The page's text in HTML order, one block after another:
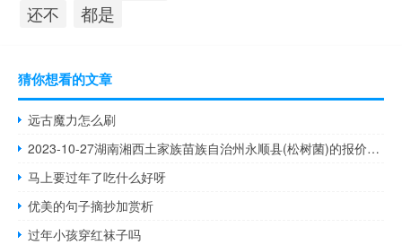
还不 都是
猜你想看的文章
远古魔力怎么刷
2023-10-27湖南湘西土家族苗族自治州永顺县(松树菌)的报价是多少
马上要过年了吃什么好呀
优美的句子摘抄加赏析
过年小孩穿红袜子吗